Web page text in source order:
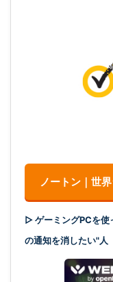
ノートン｜世
▷ ゲーミングPCを使
の通知を消したい"人